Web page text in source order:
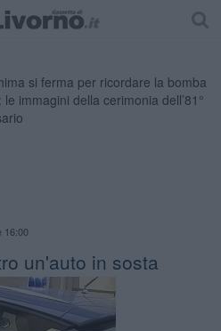
16:00
un'auto in sosta